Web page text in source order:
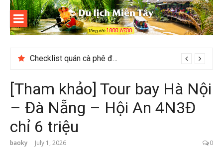
Skip
content
Du lịch
Miền Tây
Checklist quán cà phê đẹp dịp 2/9 ở Đà Lạt nên ghé
[Tham khảo] Tour bay Hà Nội
– Đà Nẵng – Hội An 4N3Đ
chỉ 6 triệu
baoky July 1, 2026 0